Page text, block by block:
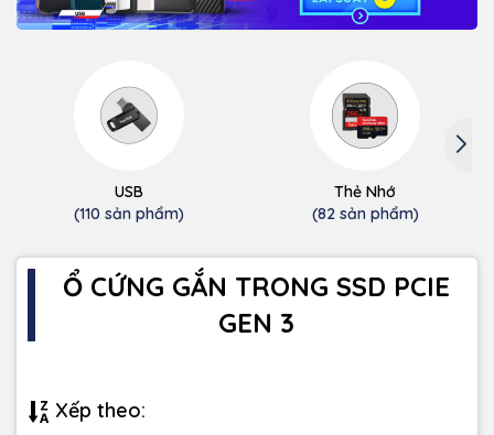
USB
(110 sản phẩm)
Thẻ Nhớ
(82 sản phẩm)
Ổ CỨNG GẮN TRONG SSD PCIE
GEN 3
Xếp theo: